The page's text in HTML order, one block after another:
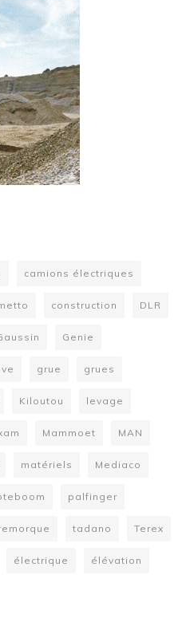
camions électriques
construction DLR
Genie
grue grues
Kiloutou levage
Mammoet MAN
matériels Mediaco
palfinger
tadano Terex
électrique élévation